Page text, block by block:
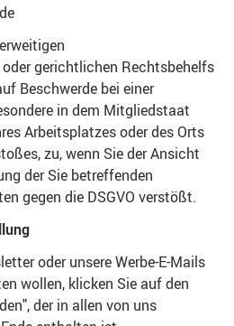
gerichtlichen Rechtsbehelfs
Beschwerde bei einer
in dem Mitgliedstaat
Arbeitsplatzes oder des Orts
zu, wenn Sie der Ansicht
der Sie betreffenden
gegen die DSGVO verstößt.
oder unsere Werbe-E-Mails
wollen, klicken Sie auf den
der in allen von uns